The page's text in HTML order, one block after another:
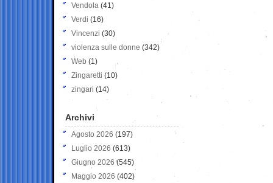
Vendola (41)
Verdi (16)
Vincenzi (30)
violenza sulle donne (342)
Web (1)
Zingaretti (10)
zingari (14)
Archivi
Agosto 2026 (197)
Luglio 2026 (613)
Giugno 2026 (545)
Maggio 2026 (402)